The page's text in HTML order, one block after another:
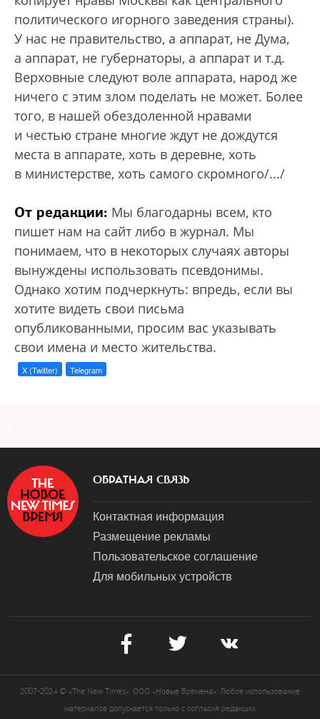
политического игорного заведения страны).
У нас не правительство, а аппарат, не Дума,
а аппарат, не губернаторы, а аппарат и т.д.
Верховные следуют воле аппарата, народ же
ничего с этим злом поделать не может. Более
того, в нашей обездоленной нравами
и честью стране многие ждут не дождутся
места в аппарате, хоть в деревне, хоть
в министерстве, хоть самого скромного/.../
От редакции: Мы благодарны всем, кто
пишет нам на сайт либо в журнал. Мы
понимаем, что в некоторых случаях авторы
вынуждены использовать псевдонимы.
Однако хотим подчеркнуть: впредь, если вы
хотите видеть свои письма
опубликованными, просим вас указывать
свои имена и место жительства.
X (Twitter) Telegram
ОБРАТНАЯ СВЯЗЬ
Контактная информация
Размещение рекламы
Пользовательское соглашение
Для мобильных устройств
2007-2024 © «The New Times». ООО «Новые Времена». Любое использование
материалов допускается только с согласия редакции.